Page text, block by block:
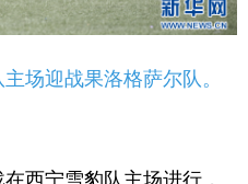
场迎战果洛格萨尔队。
宁雪豹队主场进行，